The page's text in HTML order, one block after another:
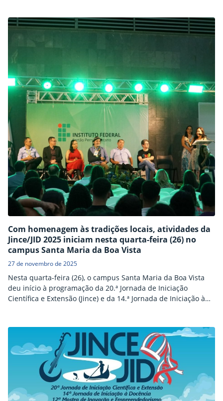
estudantes e professores de todas as unidades do instituto,
em palestras, minicursos,…
Com homenagem às tradições locais, atividades da
Jince/JID 2025 iniciam nesta quarta-feira (26) no
campus Santa Maria da Boa Vista
27 de novembro de 2025
Nesta quarta-feira (26), o campus Santa Maria da Boa Vista
deu início à programação da 20.ª Jornada de Iniciação
Científica e Extensão (Jince) e da 14.ª Jornada de Iniciação à
científicas em 20 anos de história”, a edição deste ano
homenageia…